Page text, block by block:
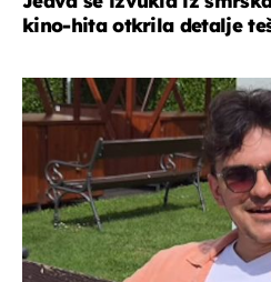
kino-hita otkrila detalje